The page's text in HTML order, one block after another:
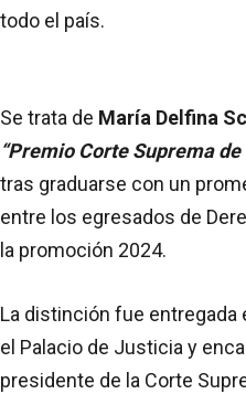
todo el país.
Se trata de María Delfina
“Premio Corte Suprema
tras graduarse con un
entre los egresados de
la promoción 2024.
La distinción fue entregada
el Palacio de Justicia y
presidente de la Corte